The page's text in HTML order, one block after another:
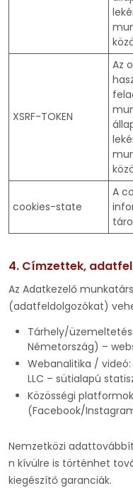
XSRF-TOKEN
Az
cookies-state
A
4. Címzettek,
Az Adatkezelő
(adatfeldolgozókat)
Tárhely/
Németország) –
Webanalitika /
LLC – sütialapú
Közösségi
(Facebook/
Nemzetközi
n kívülre is történhet
kiegészítő garanciák.